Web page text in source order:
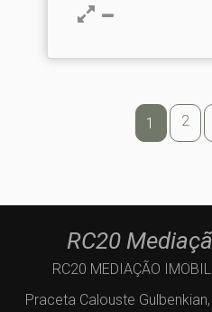
1 2
RC20
RC20 MEDIAÇÃO
Praceta Calouste